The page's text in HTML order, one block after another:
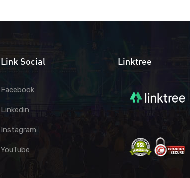
Link Social
Facebook
Linkedin
Instagram
YouTube
Linktree